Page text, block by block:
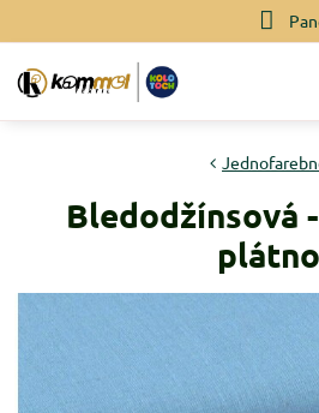
Bledodžínsová
plátno